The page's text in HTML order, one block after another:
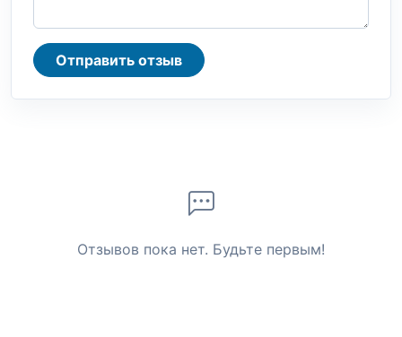
Отправить отзыв
Отзывов пока нет. Будьте первым!